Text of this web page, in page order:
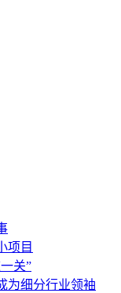
项目
关”
为细分行业领袖